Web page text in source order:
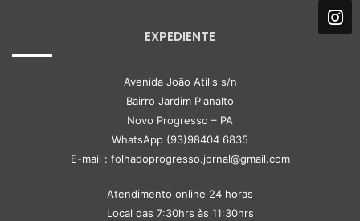
EXPEDIENTE
Avenida João Atilis s/n
Bairro Jardim Planalto
Novo Progresso – PA
WhatsApp (93)98404 6835
E-mail : folhadoprogresso.jornal@gmail.com
Atendimento online 24 horas
Local das 7:30hrs às 11:30hrs